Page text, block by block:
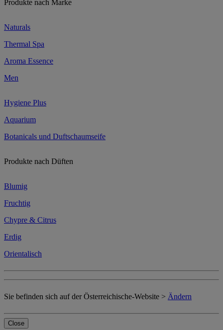
Produkte nach Marke
Naturals
Thermal Spa
Aroma Essence
Men
Hygiene Plus
Aquarium
Botanicals und Duftschaumseife
Produkte nach Düften
Blumig
Fruchtig
Chypre & Citrus
Erdig
Orientalisch
Sie befinden sich auf der Österreichische-Website > Ändern
Close